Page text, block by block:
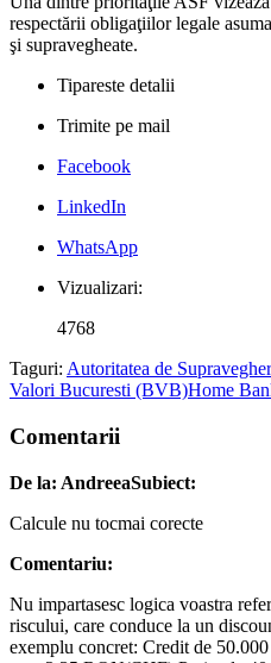
respectării obligaţiilor legale
şi supravegheate.
Tipareste detalii
Trimite pe mail
Facebook
LinkedIn
WhatsApp
Vizualizari:
4768
Taguri: Autoritatea de
Valori Bucuresti (BVB)Home
Comentarii
De la: AndreeaSubiect:
Calcule nu tocmai corecte
Comentariu:
Nu impartasesc logica voastra
riscului, care conduce la un
exemplu concret: Credit de